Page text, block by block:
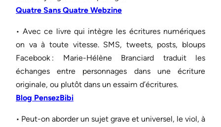
Quatre Sans Quatre Webzine
• Avec ce livre qui intègre les écritures numériques
on va à toute vitesse. SMS, tweets, posts, bloups
Facebook : Marie-Hélène Branciard traduit les
échanges entre personnages dans une écriture
originale, ou plutôt dans un essaim d’écritures.
Blog PensezBibi
• Peut-on aborder un sujet grave et universel, le viol, à